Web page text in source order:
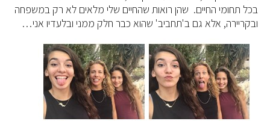
בכל תחומי החיים. שהן רואות שהחיים שלי מלאים לא רק במשפחה
ובקריירה, אלא גם ב'תחביב' שהוא כבר חלק ממני ובלעדיו אני…